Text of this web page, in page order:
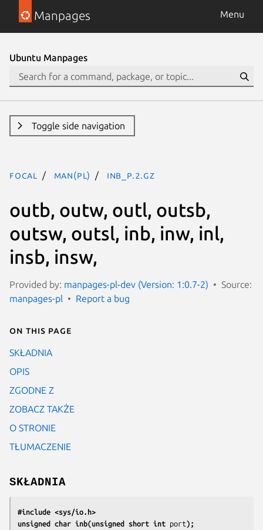
Manpages Menu
Ubuntu Manpages
Toggle side navigation
focal man(pl) inb_p.2.gz
outb, outw, outl, outsb,
outsw, outsl, inb, inw, inl,
insb, insw,
Provided by: manpages-pl-dev (Version: 1:0.7-2)
Source:
manpages-pl
Report a bug
On this page
SKŁADNIA
OPIS
ZGODNE Z
ZOBACZ TAKŻE
O STRONIE
TŁUMACZENIE
SKŁADNIA
#include <sys/io.h>
unsigned char inb(unsigned short int port);